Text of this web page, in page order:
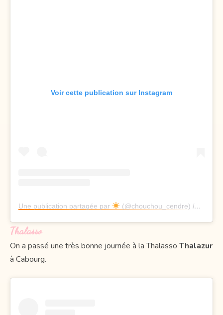
Voir cette publication sur Instagram
Une publication partagée par (@chouchou_cendre) le
Thalasso
On a passé une très bonne journée à la Thalasso Thalazur
à Cabourg.